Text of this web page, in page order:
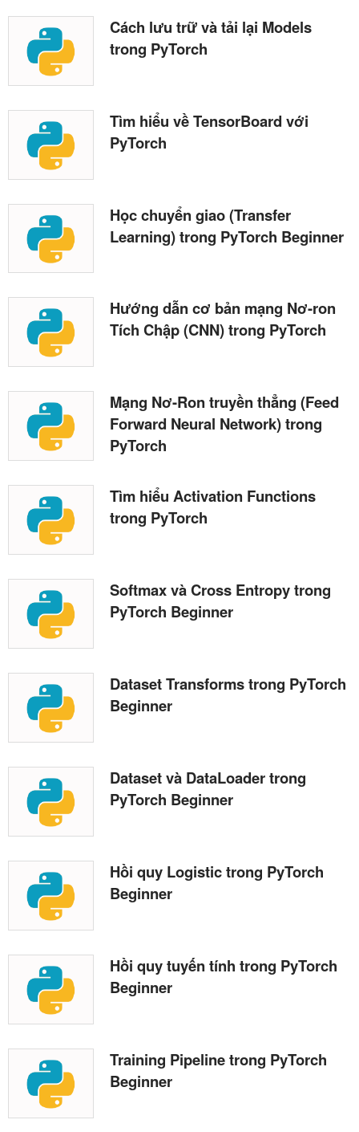
Cách lưu trữ và tải lại Models
trong PyTorch
Tìm hiểu về TensorBoard với
PyTorch
Học chuyển giao (Transfer
Learning) trong PyTorch Beginner
Hướng dẫn cơ bản mạng Nơ-ron
Tích Chập (CNN) trong PyTorch
Mạng Nơ-Ron truyền thẳng (Feed
Forward Neural Network) trong
PyTorch
Tìm hiểu Activation Functions
trong PyTorch
Softmax và Cross Entropy trong
PyTorch Beginner
Dataset Transforms trong PyTorch
Beginner
Dataset và DataLoader trong
PyTorch Beginner
Hồi quy Logistic trong PyTorch
Beginner
Hồi quy tuyến tính trong PyTorch
Beginner
Training Pipeline trong PyTorch
Beginner